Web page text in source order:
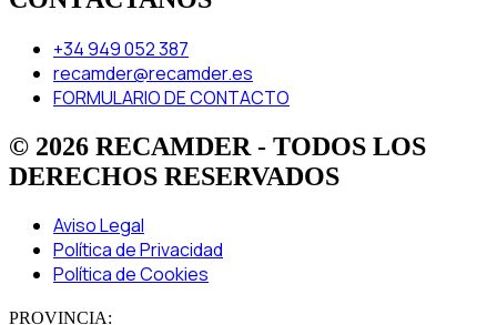
+34 949 052 387
recamder@recamder.es
FORMULARIO DE CONTACTO
© 2026 RECAMDER - TODOS LOS
DERECHOS RESERVADOS
Aviso Legal
Política de Privacidad
Política de Cookies
PROVINCIA: